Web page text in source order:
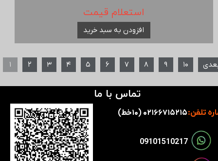
استعلام قیمت
افزودن به سبد خرید
۱ ۲ ۳ ۴ ۵ ۶ ۷ ۸ ۹ ۱۰
تماس با ما
تلفن:
​​09101510217​​​​​​​